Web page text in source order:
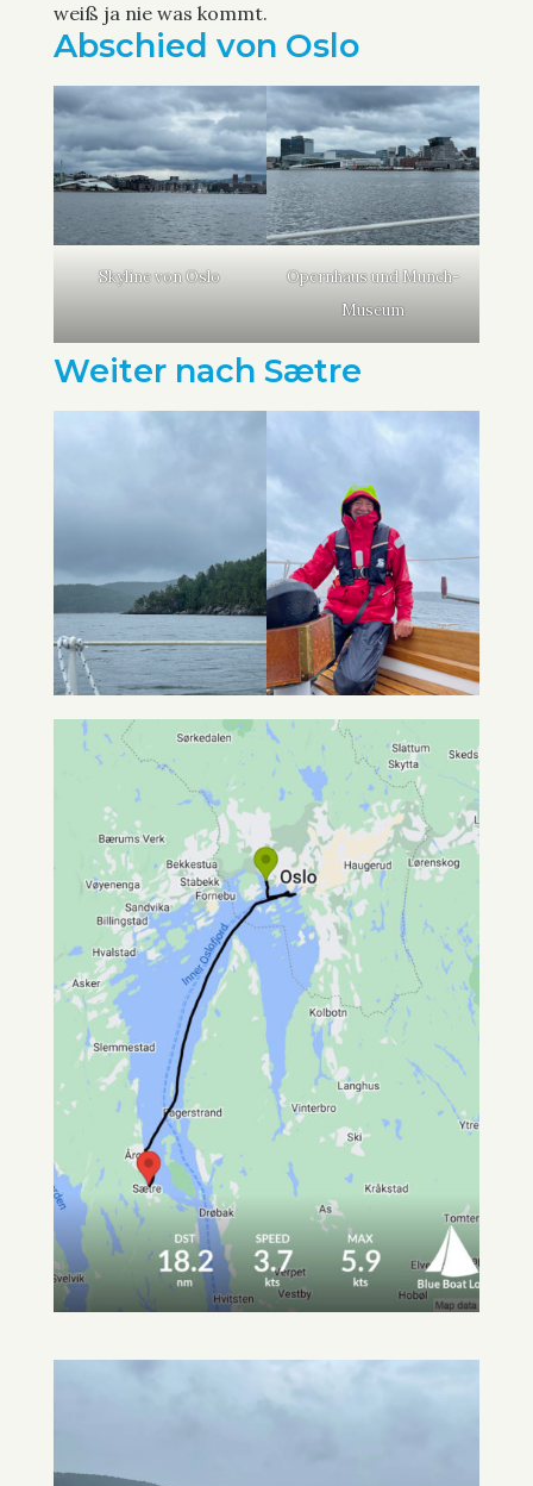
weiß ja nie was kommt.
Abschied von Oslo
Skyline von Oslo
Opernhaus und Munch-
Museum
Weiter nach Sætre